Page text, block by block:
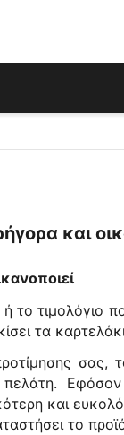
και
ή το
τα
Εφόσον
και
το